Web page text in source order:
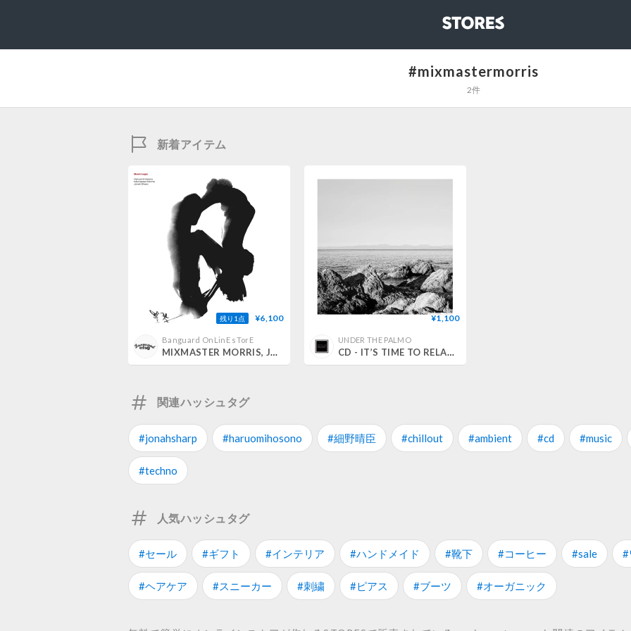
STORES
#mixmastermorris
2件
新着アイテム
残り1点 ¥6,100
Banguard OnLinE sTorE
MIXMASTER MORRIS, JONAH SHARP, HARUOMI HOSONO / QUIET LOGIC [2LP]
¥1,100
UNDER THE PALMO
CD - IT’S TIME TO RELAX SELECTED BY MIXMASTER MORRIS
関連ハッシュタグ
#jonahsharp #haruomihosono #細野晴臣 #chillout #ambient #cd #music
#techno
人気ハッシュタグ
#セール #ギフト #インテリア #ハンドメイド #靴下 #コーヒー #sale #
#ヘアケア #スニーカー #刺繍 #ピアス #ブーツ #オーガニック